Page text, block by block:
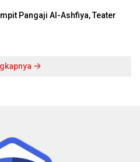
Pangaji Al-Ashfiya, Teater